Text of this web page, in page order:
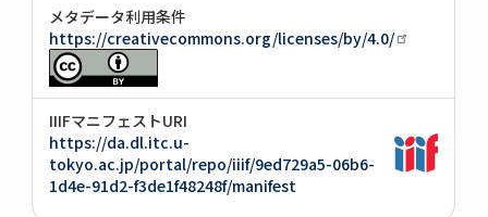
メタデータ利用条件
https://creativecommons.org/licenses/by/4.0/
IIIFマニフェストURI
https://da.dl.itc.u-
tokyo.ac.jp/portal/repo/iiif/9ed729a5-06b6-
1d4e-91d2-f3de1f48248f/manifest